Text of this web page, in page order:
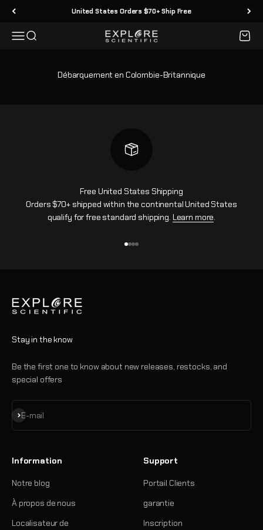
Passer au contenu United States Orders $70+ Ship Free
MenuRecherche Explore Scientific Panier
Débarquement en Colombie-Britannique
Free United States Shipping
Orders $70+ shipped within the continental United States
qualify for free standard shipping. Learn more.
Stay in the know
Be the first one to know about new releases, restocks, and
special offers
E-mail
S'inscrire
Information
Notre blog
À propos de nous
Localisateur de
Support
Portail Clients
garantie
Inscription